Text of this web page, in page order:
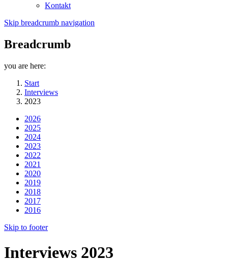
Kontakt
Skip breadcrumb navigation
Breadcrumb
you are here:
Start
Interviews
2023
2026
2025
2024
2023
2022
2021
2020
2019
2018
2017
2016
Skip to footer
Interviews 2023